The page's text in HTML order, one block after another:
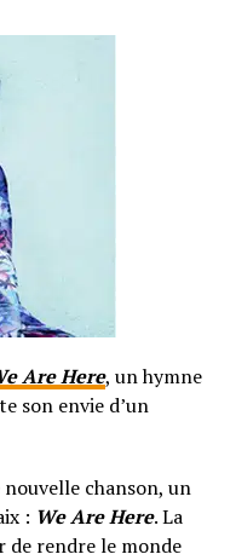
Are Here, un hymne
son envie d’un
chanson, un
: We Are Here. La
de rendre le monde